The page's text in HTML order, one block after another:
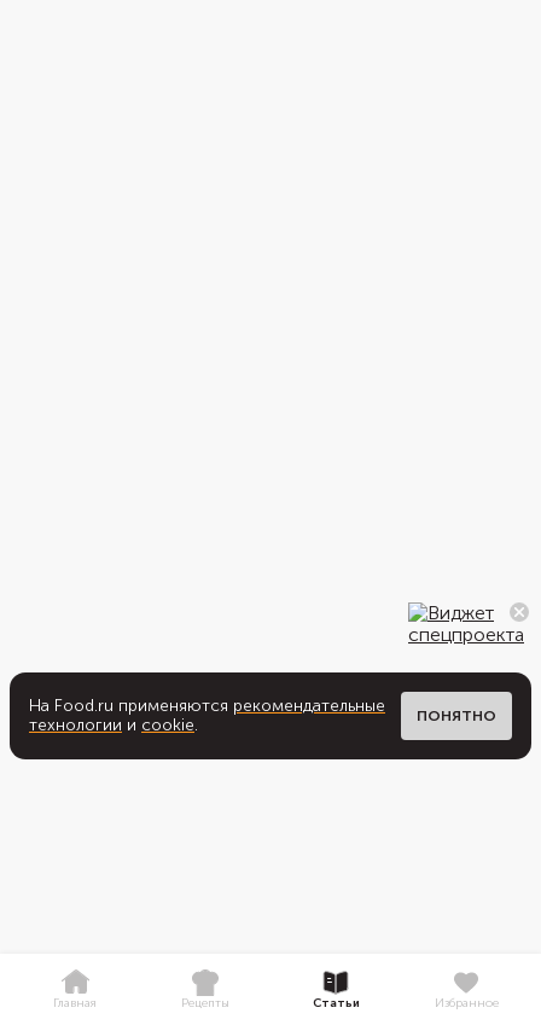
На Food.ru применяются рекомендательные
технологии и cookie. ПОНЯТНО
Главная Рецепты Статьи Избранное